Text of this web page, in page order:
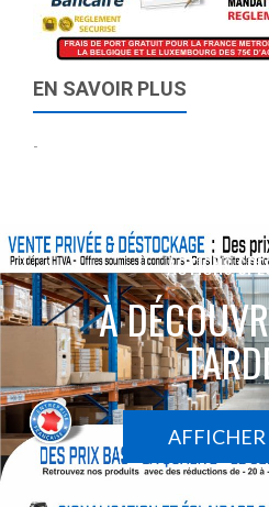
EN SAVOIR PLUS
-
ACTIONS
À
AFFICHER